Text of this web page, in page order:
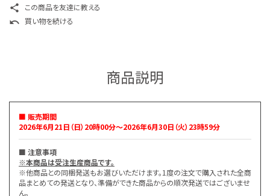
share この商品を友達に教える
undo 買い物を続ける
商品説明
■ 販売期間
2026年6月21日（日）20時00分～2026年6月30日（火）23時59分
■ 注意事項
※本商品は受注生産商品です。
※他商品との同梱発送もお選びいただけます。1度の注文で購入された全商
品まとめての発送となり、準備ができた商品からの順次発送ではございませ
ん。